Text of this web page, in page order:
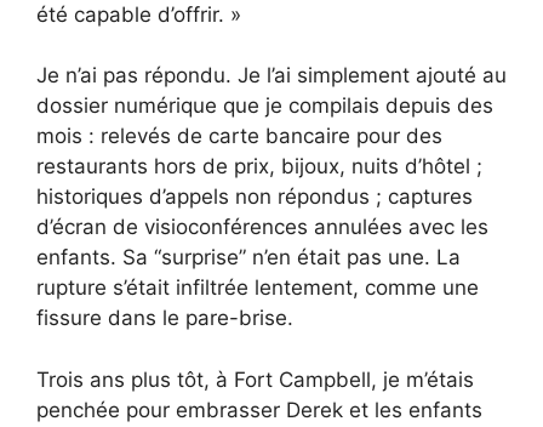
été capable d’offrir. »
Je n’ai pas répondu. Je l’ai simplement ajouté au
dossier numérique que je compilais depuis des
mois : relevés de carte bancaire pour des
restaurants hors de prix, bijoux, nuits d’hôtel ;
historiques d’appels non répondus ; captures
d’écran de visioconférences annulées avec les
enfants. Sa “surprise” n’en était pas une. La
rupture s’était infiltrée lentement, comme une
fissure dans le pare-brise.
Trois ans plus tôt, à Fort Campbell, je m’étais
penchée pour embrasser Derek et les enfants